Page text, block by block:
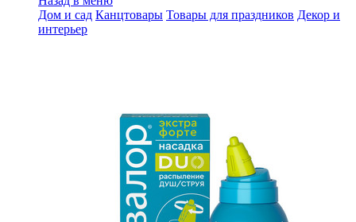
Дом и сад Канцтовары Товары для праздников Декор и
интерьер